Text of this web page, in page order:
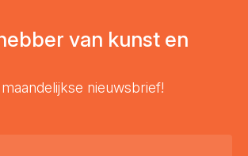
van kunst en
nieuwsbrief!